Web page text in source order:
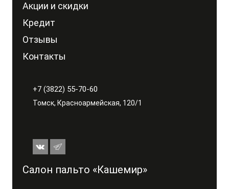
Акции и скидки
Кредит
Отзывы
Контакты
+7 (3822) 55-70-60
Томск, Красноармейская, 120/1
Салон пальто «Кашемир»